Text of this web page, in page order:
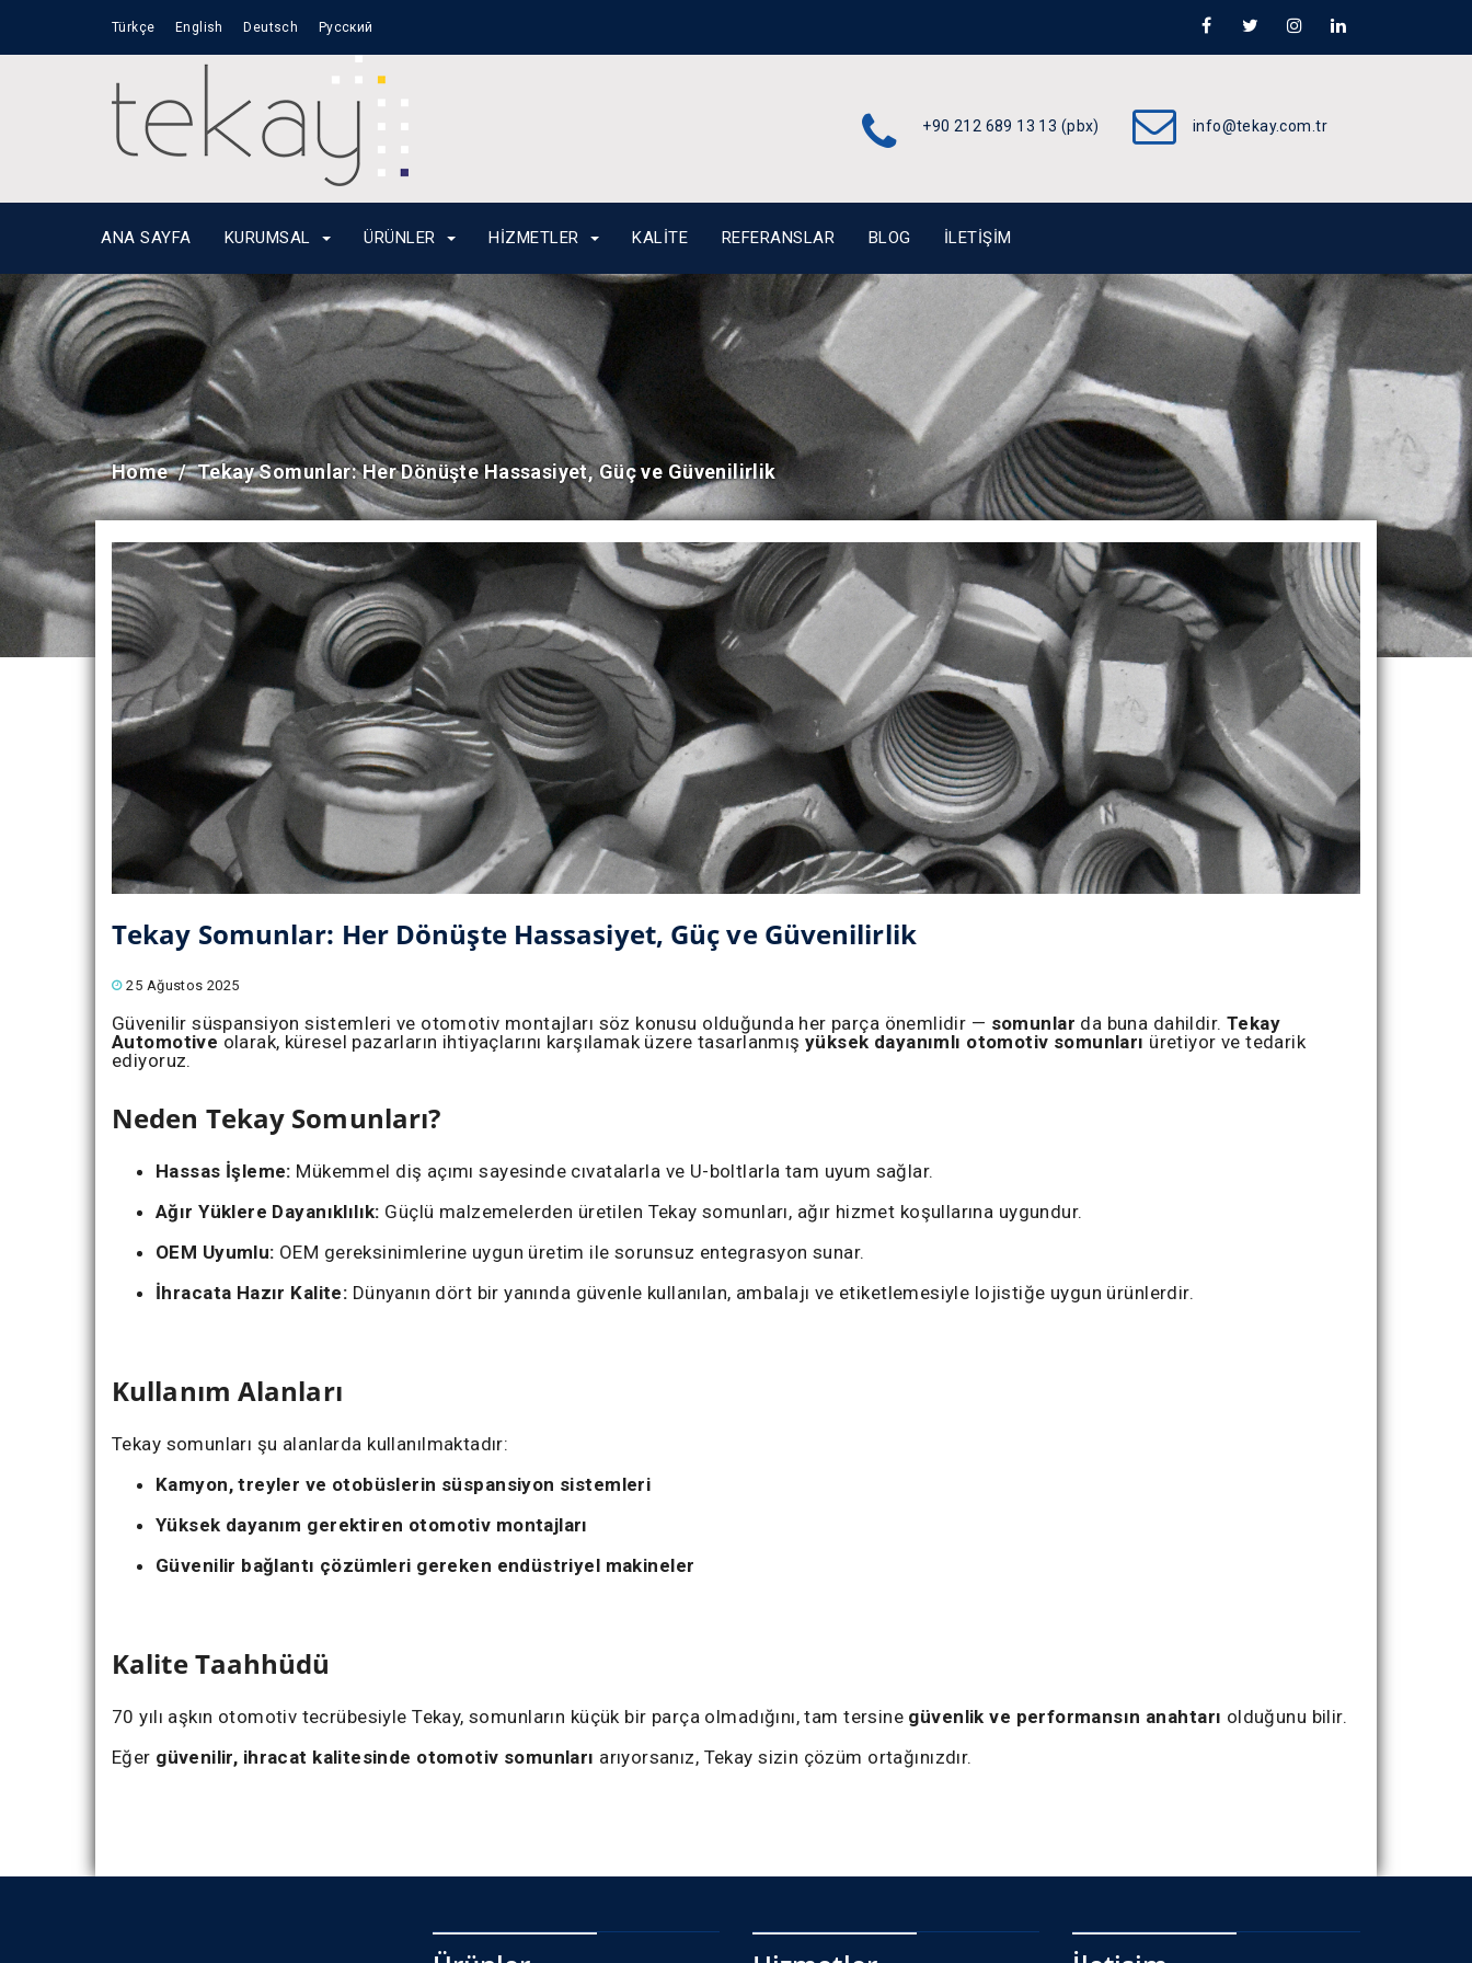
Türkçe English Deutsch Русский
+90 212 689 13 13 (pbx) info@tekay.com.tr
ANA SAYFA KURUMSAL ÜRÜNLER HIZMETLER KALITE REFERANSLAR BLOG İLETIŞIM
Home Tekay Somunlar: Her Dönüşte Hassasiyet, Güç ve Güvenilirlik
Tekay Somunlar: Her Dönüşte Hassasiyet, Güç ve Güvenilirlik
25 Ağustos 2025
Güvenilir süspansiyon sistemleri ve otomotiv montajları söz konusu olduğunda her parça önemlidir — somunlar da buna dahildir. Tekay
Automotive olarak, küresel pazarların ihtiyaçlarını karşılamak üzere tasarlanmışyüksek dayanımlı otomotiv somunları üretiyor ve tedarik
ediyoruz.
Neden Tekay Somunları?
Hassas İşleme: Mükemmel diş açımı sayesinde cıvatalarla ve U-boltlarla tam uyum sağlar.
Ağır Yüklere Dayanıklılık: Güçlü malzemelerden üretilen Tekay somunları, ağır hizmet koşullarına uygundur.
OEM Uyumlu: OEM gereksinimlerine uygun üretim ile sorunsuz entegrasyon sunar.
İhracata Hazır Kalite: Dünyanın dört bir yanında güvenle kullanılan, ambalajı ve etiketlemesiyle lojistiğe uygun ürünlerdir.
Kullanım Alanları
Tekay somunları şu alanlarda kullanılmaktadır:
Kamyon, treyler ve otobüslerin süspansiyon sistemleri
Yüksek dayanım gerektiren otomotiv montajları
Güvenilir bağlantı çözümleri gereken endüstriyel makineler
Kalite Taahhüdü
70 yılı aşkın otomotiv tecrübesiyle Tekay, somunların küçük bir parça olmadığını, tam tersine güvenlik ve performansın anahtarı olduğunu bilir.
Eğer güvenilir, ihracat kalitesinde otomotiv somunları arıyorsanız, Tekay sizin çözüm ortağınızdır.